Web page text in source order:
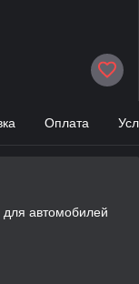
Оплата
автомобилей